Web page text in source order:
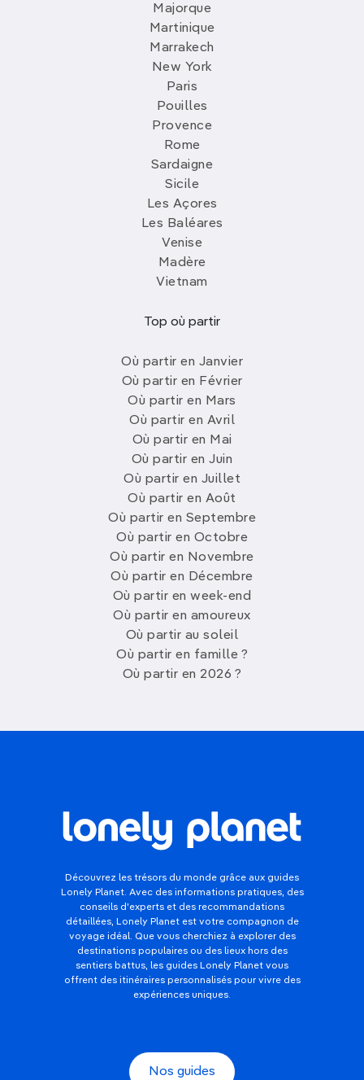
Majorque
Martinique
Marrakech
New York
Paris
Pouilles
Provence
Rome
Sardaigne
Sicile
Les Açores
Les Baléares
Venise
Madère
Vietnam
Top où partir
Où partir en Janvier
Où partir en Février
Où partir en Mars
Où partir en Avril
Où partir en Mai
Où partir en Juin
Où partir en Juillet
Où partir en Août
Où partir en Septembre
Où partir en Octobre
Où partir en Novembre
Où partir en Décembre
Où partir en week-end
Où partir en amoureux
Où partir au soleil
Où partir en famille ?
Où partir en 2026 ?
Découvrez les trésors du monde grâce aux guides
Lonely Planet. Avec des informations pratiques, des
conseils d'experts et des recommandations
détaillées, Lonely Planet est votre compagnon de
voyage idéal. Que vous cherchiez à explorer des
destinations populaires ou des lieux hors des
sentiers battus, les guides Lonely Planet vous
offrent des itinéraires personnalisés pour vivre des
expériences uniques.
Nos guides